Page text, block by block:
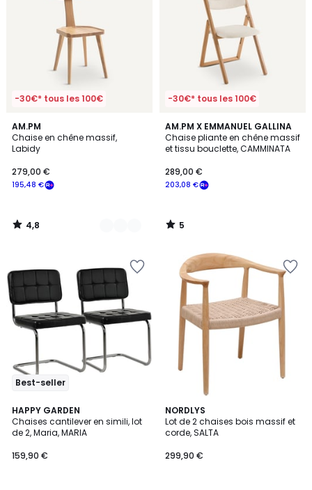
-30€* tous les 100€
AM.PM
Chaise en chêne massif,
Labidy
195,48 €
279,00 €
4,8
/ 5
2
Couleurs
4,8
/
-30€* tous les 100€
AM.PM X EMMANUEL GALLINA
Chaise pliante en chêne massif
et tissu bouclette, CAMMINATA
203,08 €
289,00 €
5
/
5
5
/
Best-seller
HAPPY GARDEN
Chaises cantilever en simili, lot
de 2, Maria, MARIA
159,90 €
5
/
5
3
Couleurs
NORDLYS
Lot de 2 chaises bois massif et
corde, SALTA
299,90 €
2
Couleurs